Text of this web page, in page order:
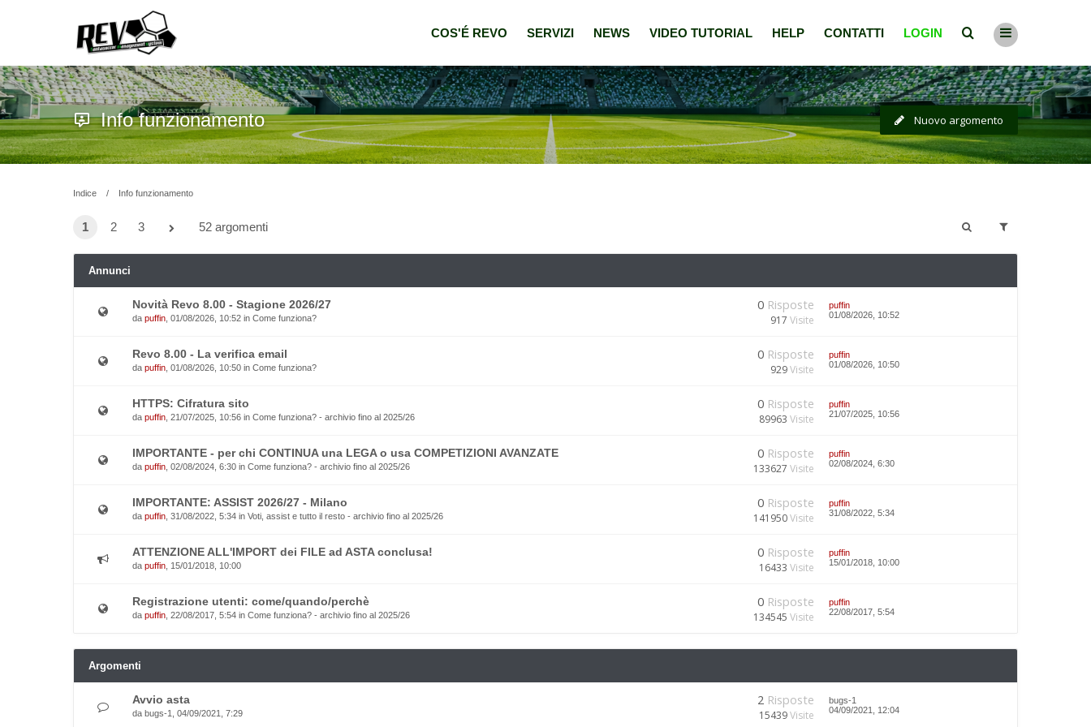
COS'É REVO SERVIZI NEWS VIDEO TUTORIAL HELP CONTATTI LOGIN
Info funzionamento Nuovo argomento
Indice Info funzionamento
1 2 3 52 argomenti
Annunci
Novità Revo 8.00 - Stagione 2026/27
da puffin , 01/08/2026, 10:52 in Come funziona?
0 Risposte
917 Visite
puffin
01/08/2026, 10:52
Revo 8.00 - La verifica email
da puffin , 01/08/2026, 10:50 in Come funziona?
0 Risposte
929Visite
puffin
01/08/2026, 10:50
HTTPS: Cifratura sito
da puffin , 21/07/2025, 10:56 in Come funziona? - archivio fino al 2025/26
0 Risposte
89963 Visite
puffin
21/07/2025, 10:56
IMPORTANTE - per chi CONTINUA una LEGA o usa COMPETIZIONI AVANZATE
da puffin , 02/08/2024, 6:30 in Come funziona? - archivio fino al 2025/26
0 Risposte
133627 Visite
puffin
02/08/2024, 6:30
IMPORTANTE: ASSIST 2026/27 - Milano
da puffin , 31/08/2022, 5:34 in Voti, assist e tutto il resto - archivio fino al 2025/26
0 Risposte
141950Visite
puffin
31/08/2022, 5:34
ATTENZIONE ALL'IMPORT dei FILE ad ASTA conclusa!
da puffin , 15/01/2018, 10:00
0 Risposte
16433 Visite
puffin
15/01/2018, 10:00
Registrazione utenti: come/quando/perchè
da puffin , 22/08/2017, 5:54 in Come funziona? - archivio fino al 2025/26
0 Risposte
134545 Visite
puffin
22/08/2017, 5:54
Argomenti
Avvio asta
da bugs-1 , 04/09/2021, 7:29
2 Risposte
15439Visite
bugs-1
04/09/2021, 12:04